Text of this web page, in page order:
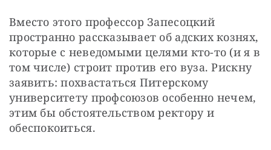
Вместо этого профессор Запесоцкий
пространно рассказывает об адских кознях,
которые с неведомыми целями кто-то (и я в
том числе) строит против его вуза. Рискну
заявить: похвастаться Питерскому
университету профсоюзов особенно нечем,
этим бы обстоятельством ректору и
обеспокоиться.